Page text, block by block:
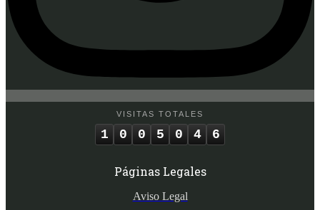
VISITAS TOTALES
1 0 0 5 0 4 6
Páginas Legales
Aviso Legal